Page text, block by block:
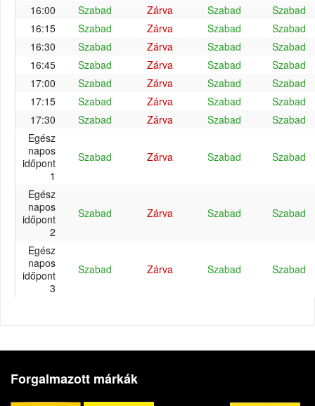
16:00
Szabad Zárva Szabad
Szabad
16:15
Szabad Zárva Szabad
Szabad
16:30
Szabad Zárva Szabad
Szabad
16:45
Szabad Zárva Szabad
Szabad
17:00
Szabad Zárva Szabad
Szabad
17:15
Szabad Zárva Szabad
Szabad
17:30
Szabad Zárva Szabad
Szabad
Egész
napos
időpont
1
Szabad Zárva Szabad Szabad
Egész
napos
időpont
2
Szabad Zárva Szabad Szabad
Egész
napos
időpont
3
Szabad Zárva Szabad Szabad
Forgalmazott márkák